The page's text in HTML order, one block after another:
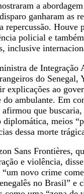
a
ganharam as
repercussão. Houve
policial e
inclusive
de Integração
do Senegal,
explicações ao
do ambulante. Em
afirmou que
diplomática, meios
dessa morte
Sans Frontières,
e violência,
novo crime
no Brasil” e